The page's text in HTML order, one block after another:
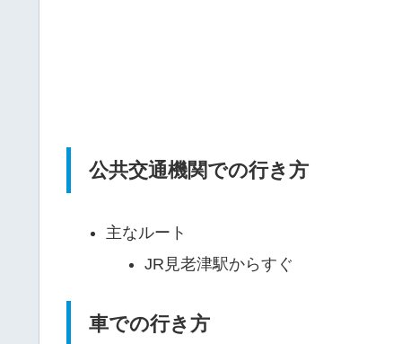
公共交通機関での行き方
主なルート
JR見老津駅からすぐ
車での行き方